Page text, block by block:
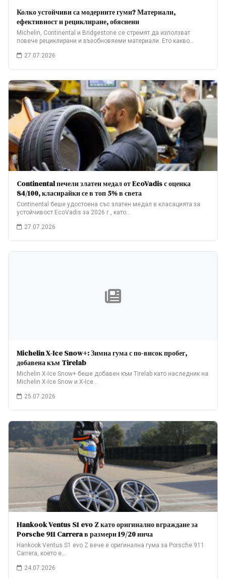
Колко устойчиви са модерните гуми? Материали,
ефективност и рециклиране, обяснени
Michelin, Continental и Bridgestone се стремят да използват
повече рециклирани и възобновяеми материали. Ето какво…
27.07.2026
Continental печели златен медал от EcoVadis с оценка
84/100, класирайки се в топ 5% в света
Continental беше удостоена със златен медал в класацията за
устойчивост EcoVadis за 2026 г., като…
27.07.2026
Michelin X-Ice Snow+: Зимна гума с по-висок пробег,
добавена към Tirelab
Michelin X-Ice Snow+ беше добавен към Tirelab като наследник на
Michelin X-Ice Snow и X-Ice…
25.07.2026
Hankook Ventus S1 evo Z като оригинално вграждане за
Porsche 911 Carrera в размери 19/20 инча
Hankook Ventus S1 evo Z вече е оригинална гума за Porsche 911
Carrera, което е…
24.07.2026